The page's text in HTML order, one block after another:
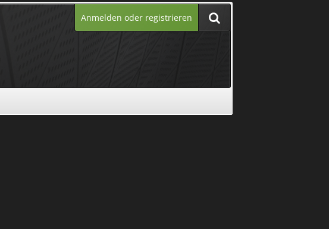
Anmelden oder registrieren